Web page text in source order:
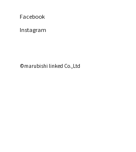
Facebook
Instagram
©marubishi linked Co.,Ltd